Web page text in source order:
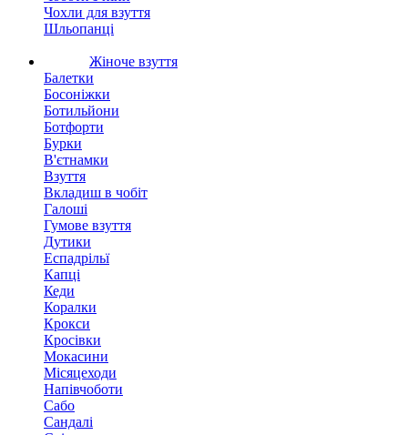
Чохли для взуття
Шльопанці
Жіноче взуття
Балетки
Босоніжки
Ботильйони
Ботфорти
Бурки
В'єтнамки
Взуття
Вкладиш в чобіт
Галоші
Гумове взуття
Дутики
Еспадрільї
Капці
Кеди
Коралки
Крокси
Кросівки
Мокасини
Місяцеходи
Напівчоботи
Сабо
Сандалі